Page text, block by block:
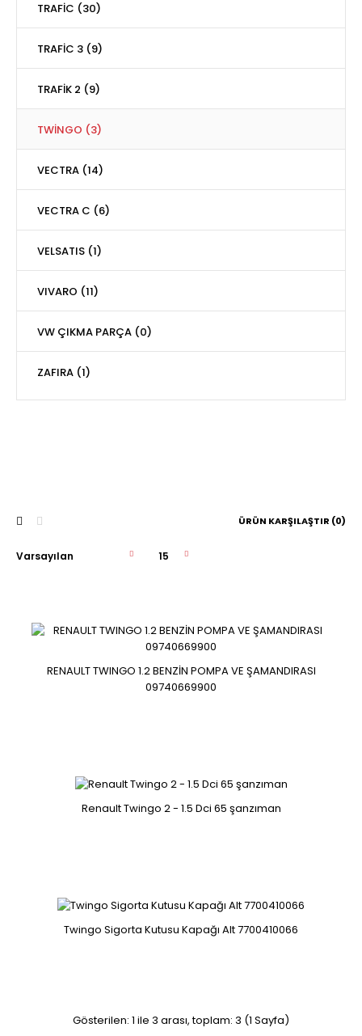
TRAFİC (30)
TRAFİC 3 (9)
TRAFİK 2 (9)
TWİNGO (3)
VECTRA (14)
VECTRA C (6)
VELSATIS (1)
VIVARO (11)
VW ÇIKMA PARÇA (0)
ZAFIRA (1)
ÜRÜN KARŞILAŞTIR (0)
RENAULT TWINGO 1.2 BENZİN POMPA VE ŞAMANDIRASI
09740669900
RENAULT TWINGO 1.2 BENZİN POMPA VE ŞAMANDIRASI
09740669900..
RENAULT TWINGO 1.2 BENZİN POMPA VE ŞAMANDIRASI
09740669900
Renault Twingo 2 - 1.5 Dci 65 şanzıman
Twingo Sigorta Kutusu Kapağı Alt 7700410066
Gösterilen: 1 ile 3 arası, toplam: 3 (1 Sayfa)